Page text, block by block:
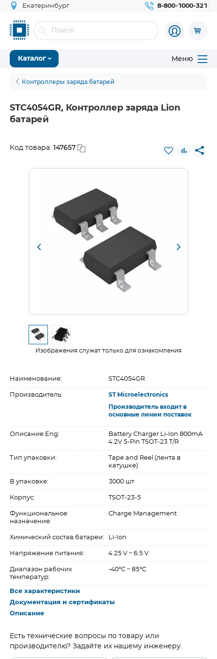
Екатеринбург 8-800-1000-321
Каталог Меню
Контроллеры заряда батарей
STC4054GR, Контроллер заряда Lion
батарей
Код товара: 147657
Изображения служат только для ознакомления
Наименование: STC4054GR
Производитель: ST Microelectronics
Производитель входит в
основные линии поставок
Описание Eng:
Battery Charger Li-Ion 800mA
4.2V 5-Pin TSOT-23 T/R
Тип упаковки:
Tape and Reel (лента в
катушке)
В упаковке: 3000 шт
Корпус: TSOT-23-5
Функциональное
назначение:
Charge Management
Химический состав батареи: Li-Ion
Напряжение питания: 4.25 V ~ 6.5 V
Диапазон рабочих
температур:
-40°C ~ 85°C
Все характеристики
Документация и сертификаты
Описание
Есть технические вопросы по товару или
производителю? Задайте их нашему инженеру.